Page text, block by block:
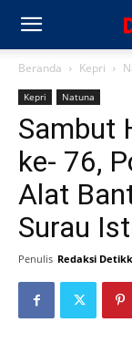
Beranda Kepri
Kepri Natuna
Sambut
ke- 76,
Alat
Surau
Penulis Redaksi